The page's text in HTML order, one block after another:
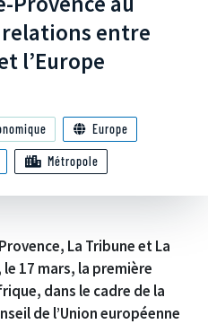
entre
l’Europe
Europe
Métropole
La Tribune et La
17 mars, la première
dans le cadre de la
de l’Union européenne